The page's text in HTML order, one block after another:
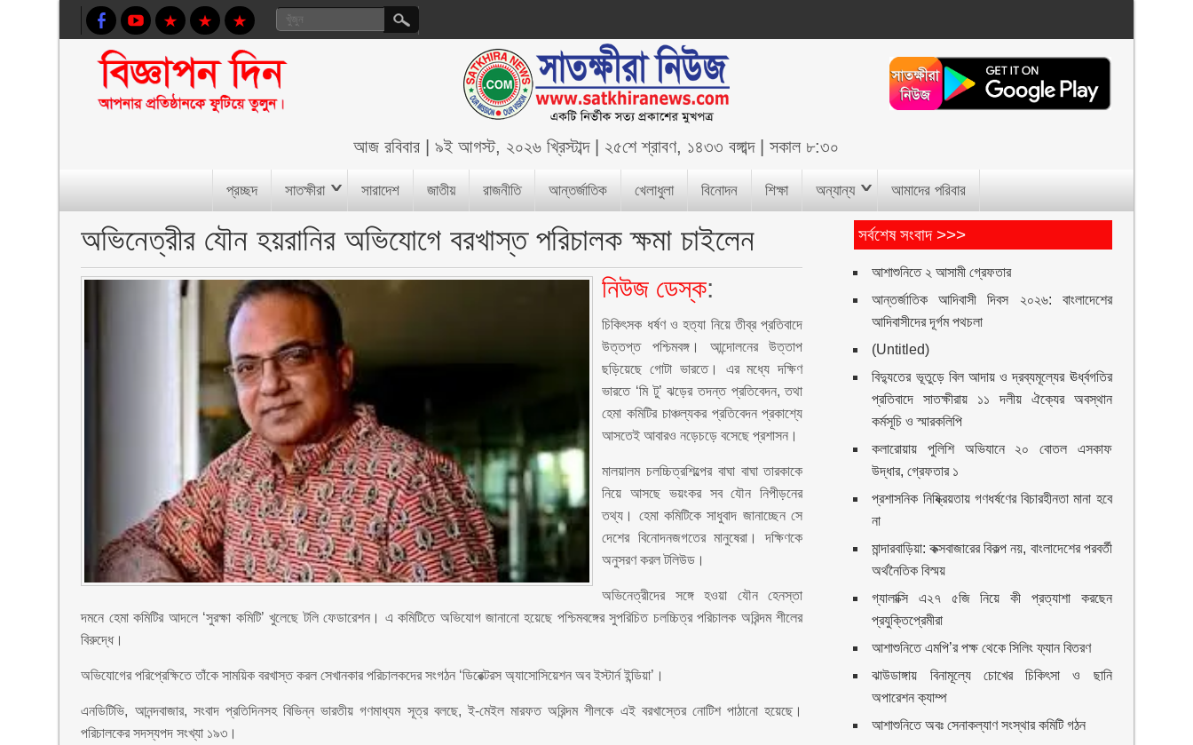
আজরবিবার |৯ই আগস্ট, ২০২৬ খ্রিস্টাব্দ| ২৫শে শ্রাবণ, ১৪৩৩ বঙ্গাব্দ|সকাল ৮:৩০
প্রচ্ছদ সাতক্ষীরা সারাদেশ জাতীয় রাজনীতি আন্তর্জাতিক খেলাধুলা বিনোদন শিক্ষা অন্যান্য আমাদের পরিবার
অভিনেত্রীর যৌন হয়রানির অভিযোগে বরখাস্ত পরিচালক ক্ষমা চাইলেন
নিউজ ডেস্ক:
চিকিৎসক ধর্ষণ ও হত্যা নিয়ে তীব্র প্রতিবাদে
উত্তপ্ত পশ্চিমবঙ্গ। আন্দোলনের উত্তাপ
ছড়িয়েছে গোটা ভারতে। এর মধ্যে দক্ষিণ
ভারতে ‘মি টু’ ঝড়ের তদন্ত প্রতিবেদন, তথা
হেমা কমিটির চাঞ্চল্যকর প্রতিবেদন প্রকাশ্যে
আসতেই আবারও নড়েচড়ে বসেছে প্রশাসন।
মালয়ালম চলচ্চিত্রশিল্পের বাঘা বাঘা তারকাকে
নিয়ে আসছে ভয়ংকর সব যৌন নিপীড়নের
তথ্য। হেমা কমিটিকে সাধুবাদ জানাচ্ছেন সে
দেশের বিনোদনজগতের মানুষেরা। দক্ষিণকে
অনুসরণ করল টলিউড।
অভিনেত্রীদের সঙ্গে হওয়া যৌন হেনস্তা
দমনে হেমা কমিটির আদলে ‘সুরক্ষা কমিটি’ খুলেছে টলি ফেডারেশন। এ কমিটিতে অভিযোগ জানানো হয়েছে পশ্চিমবঙ্গের সুপরিচিত চলচ্চিত্র পরিচালক অরিন্দম শীলের
বিরুদ্ধে।
অভিযোগের পরিপ্রেক্ষিতে তাঁকে সাময়িক বরখাস্ত করল সেখানকার পরিচালকদের সংগঠন ‌‘ডিরেক্টরস অ্যাসোসিয়েশন অব ইস্টার্ন ইন্ডিয়া’।
এনডিটিভি, আনন্দবাজার, সংবাদ প্রতিদিনসহ বিভিন্ন ভারতীয় গণমাধ্যম সূত্র বলছে, ই-মেইল মারফত অরিন্দম শীলকে এই বরখাস্তের নোটিশ পাঠানো হয়েছে।
পরিচালকের সদস্যপদ সংখ্যা ১৯৩।
সর্বশেষ সংবাদ >>>
আশাশুনিতে ২ আসামী গ্রেফতার
আন্তর্জাতিক আদিবাসী দিবস ২০২৬: বাংলাদেশের
আদিবাসীদের দূর্গম পথচলা
(Untitled)
বিদ্যুতের ভূতুড়ে বিল আদায় ও দ্রব্যমূল্যের ঊর্ধ্বগতির
প্রতিবাদে সাতক্ষীরায় ১১ দলীয় ঐক্যের অবস্থান
কর্মসূচি ও স্মারকলিপি
কলারোয়ায় পুলিশি অভিযানে ২০ বোতল এসকাফ
উদ্ধার, গ্রেফতার ১
প্রশাসনিক নিষ্ক্রিয়তায় গণধর্ষণের বিচারহীনতা মানা হবে
না
মান্দারবাড়িয়া: কক্সবাজারের বিকল্প নয়, বাংলাদেশের পরবর্তী
অর্থনৈতিক বিস্ময়
গ্যালাক্সি এ২৭ ৫জি নিয়ে কী প্রত্যাশা করছেন
প্রযুক্তিপ্রেমীরা
আশাশুনিতে এমপি’র পক্ষ থেকে সিলিং ফ্যান বিতরণ
ঝাউডাঙ্গায় বিনামূল্যে চোখের চিকিৎসা ও ছানি
অপারেশন ক্যাম্প
আশাশুনিতে অবঃ সেনাকল্যাণ সংস্থার কমিটি গঠন